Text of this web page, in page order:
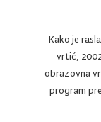
Kako je
vrtić,
obrazovna
program